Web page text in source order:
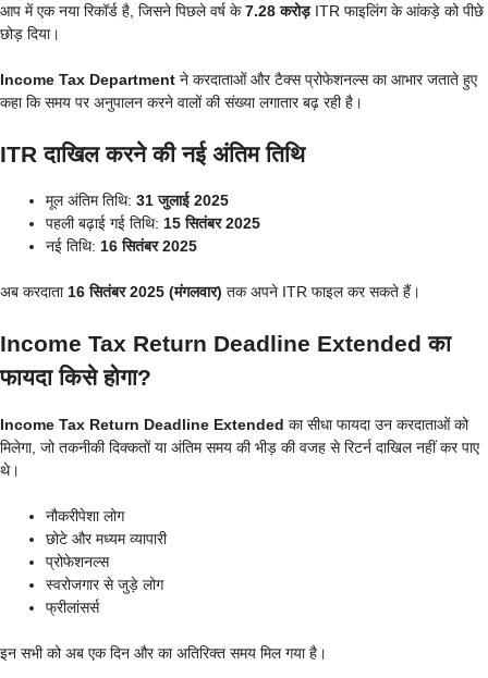
आप में एक नया रिकॉर्ड है, जिसने पिछले वर्ष के7.28 करोड़ITR फाइलिंग के आंकड़े को पीछे
छोड़ दिया।
Income Tax Department ने करदाताओं और टैक्स प्रोफेशनल्स का आभार जताते हुए
कहा कि समय पर अनुपालन करने वालों की संख्या लगातार बढ़ रही है।
ITR दाखिल करने की नई अंतिम तिथि
मूल अंतिम तिथि: 31 जुलाई 2025
पहली बढ़ाई गई तिथि: 15 सितंबर 2025
नई तिथि: 16 सितंबर 2025
अब करदाता 16 सितंबर 2025 (मंगलवार) तक अपने ITR फाइल कर सकते हैं।
Income Tax Return Deadline Extended का
फायदा किसे होगा?
Income Tax Return Deadline Extended का सीधा फायदा उन करदाताओं को
मिलेगा, जो तकनीकी दिक्कतों या अंतिम समय की भीड़ की वजह से रिटर्न दाखिल नहीं कर पाए
थे।
नौकरीपेशा लोग
छोटे और मध्यम व्यापारी
प्रोफेशनल्स
स्वरोजगार से जुड़े लोग
फ्रीलांसर्स
इन सभी को अब एक दिन और का अतिरिक्त समय मिल गया है।